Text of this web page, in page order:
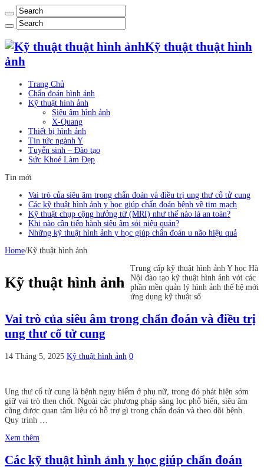
Kỹ thuật thuật hình
ảnh
Trang Chủ
Chẩn đoán hình ảnh
Kỹ thuật hình ảnh
Siêu âm hình ảnh
X-Quang
Thiết bị hình ảnh
Tin tức ngành Y
Tuyển sinh – Đào tạo
Sức Khoẻ Làm Đẹp
Tin mới
Vai trò của siêu âm trong chẩn đoán và điều trị ung thư cổ tử cung
Các kỹ thuật hình ảnh y học giúp chẩn đoán bệnh về tim mạch
Kỹ thuật chụp cộng hưởng từ (MRI) như thế nào là an toàn?
Khi nào cần tiến hành siêu âm sỏi niệu quản?
Những kỹ thuật hình ảnh y học giúp chẩn đoán u não hiệu quả
Home/Kỹ thuật hình ảnh
Kỹ thuật hình ảnh
Trung cấp kỹ thuật hình ảnh Y học Hà
Nội đào tạo kỹ thuật hình ảnh với các
phần mền quản lý hình ảnh thế hệ mới
ứng dụng kỹ thuật số
Vai trò của siêu âm trong chẩn đoán và điều trị
ung thư cổ tử cung
14 Tháng 5, 2025 Kỹ thuật hình ảnh 0
Ung thư cổ tử cung là bệnh nguy hiểm ở phụ nữ, trong đó phát hiện sớm
giữ vai trò then chốt. Ngoài các phương pháp sàng lọc phổ biến, siêu âm
cũng được quan tâm liệu có hỗ trợ gì trong chẩn đoán và theo dõi bệnh.
Quy trình …
Xem thêm
Các kỹ thuật hình ảnh y học giúp chẩn đoán